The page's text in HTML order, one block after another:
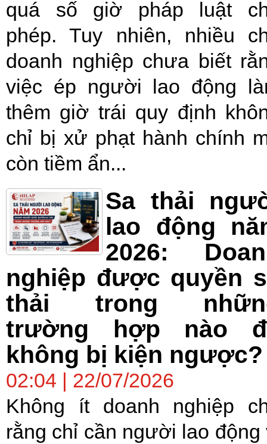
quá số giờ pháp luật
phép. Tuy nhiên, nhiều
doanh nghiệp chưa biết
việc ép người lao động
thêm giờ trái quy định
chỉ bị xử phạt hành chính
còn tiềm ẩn...
Sa thải
lao động
2026:
nghiệp được quyền
thải trong
trường hợp nào
không bị kiện ngược?
02:04 | 22/07/2026
Không ít doanh nghiệp
rằng chỉ cần người lao động